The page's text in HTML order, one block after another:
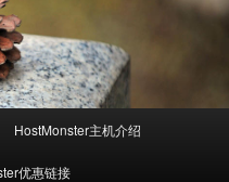
HostMonster主机介绍
优惠链接